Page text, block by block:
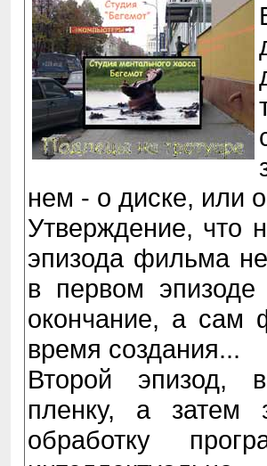
нем - о диске, или
Утверждение, что
эпизода фильма
в первом
окончание, а сам
время создания...
Второй эпизод,
пленку, а затем
обработку